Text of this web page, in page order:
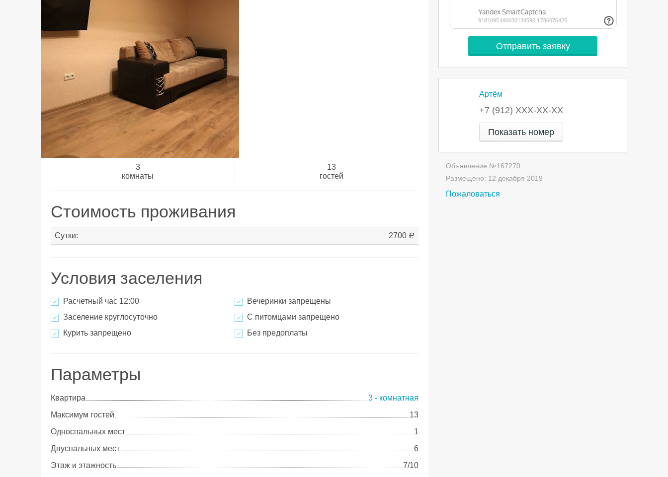
3
комнаты
13
гостей
Артём
+7 (912) XXX-XX-XX
Показать номер
Объявление №167270
Размещено: 12 декабря 2019
Пожаловаться
Стоимость проживания
Сутки: 2700 a
Условия заселения
Расчетный час 12:00
Вечеринки запрещены
Заселение круглосуточно
С питомцами запрещено
Курить запрещено
Без предоплаты
Параметры
Квартира
3 - комнатная
Максимум гостей
13
Односпальных мест
1
Двуспальных мест
6
Этаж и этажность
7/10